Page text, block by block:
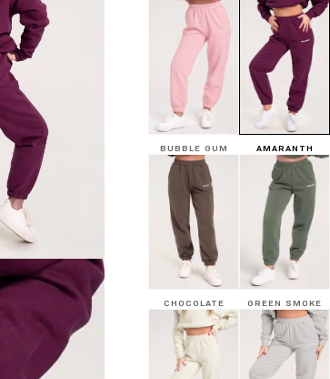
BUBBLE GUM AMARANTH
CHOCOLATE GREEN SMOKE